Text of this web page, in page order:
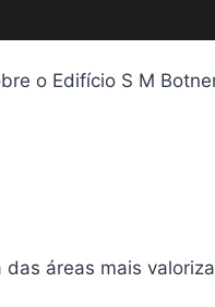
o Edifício S M
áreas mais